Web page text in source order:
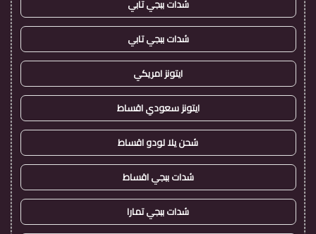
شدات ببجي تابي
شدات ببجي تابي
ايتونز امريكي
ايتونز سعودي اقساط
شحن يلا لودو اقساط
شدات ببجي اقساط
شدات ببجي تمارا